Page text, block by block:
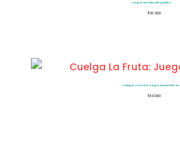
Vagón Blocks Niña/Niño
$53.500
Cuelga La Fruta: Juego De Enhebrar
$30.000